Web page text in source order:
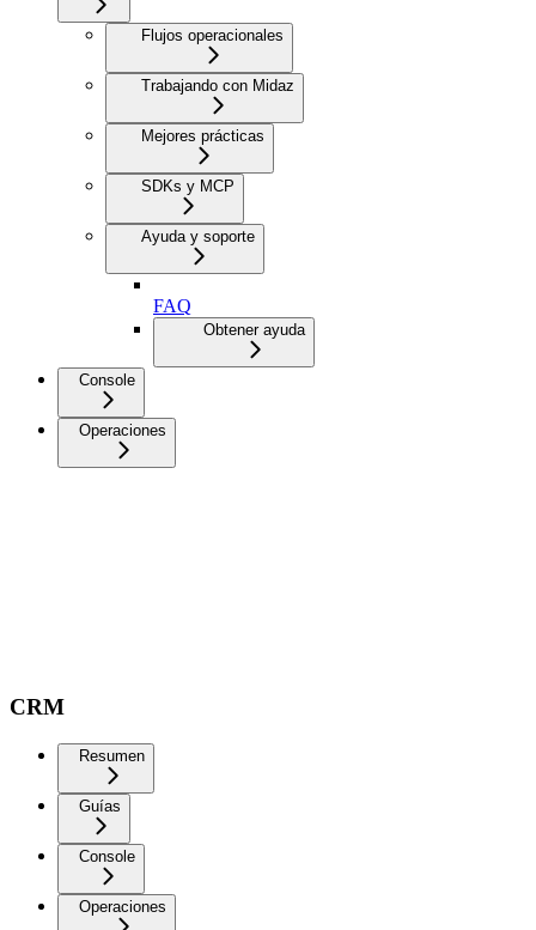
Flujos operacionales
Trabajando con Midaz
Mejores prácticas
SDKs y MCP
Ayuda y soporte
FAQ
Obtener ayuda
Console
Operaciones
CRM
Resumen
Guías
Console
Operaciones